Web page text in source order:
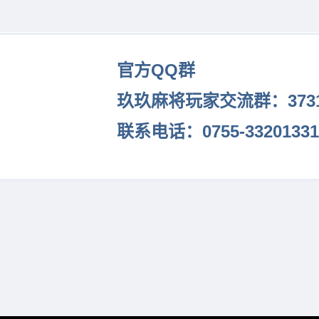
官方QQ群
玖玖麻将玩家交流群：
联系电话：0755-33201331